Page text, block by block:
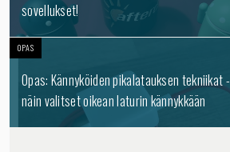
sovellukset!
OPAS
Opas: Kännyköiden pikalatauksen tekniikat -
näin valitset oikean laturin kännykkään